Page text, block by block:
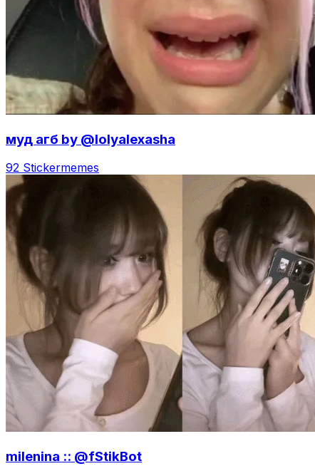
муд агб by @lolyalexasha
92 Stickermemes
milenina :: @fStikBot